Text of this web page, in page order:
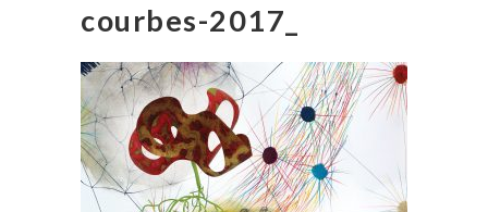
courbes-2017_